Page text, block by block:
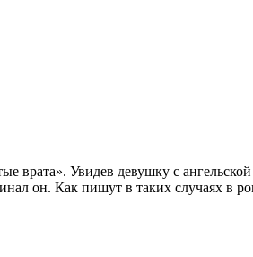
Увидев девушку с
он. Как пишут в таких случаях в